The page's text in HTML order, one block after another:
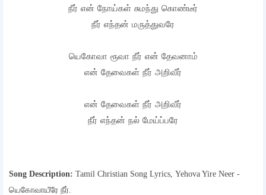
நீர் என் நோய்கள் சுமந்து கொண்டீர்
நீர் எந்தன் மருத்துவரே
யெகோவா ரூவா நீர் என் தேவனாம்
என் தேவைகள் நீர் அறிவீர்
என் தேவைகள் நீர் அறிவீர்
நீர் எந்தன் நல் மேய்ப்பரே
Song Description: Tamil Christian Song Lyrics, Yehova Yire Neer -
யெகோவாயீரே நீர்.